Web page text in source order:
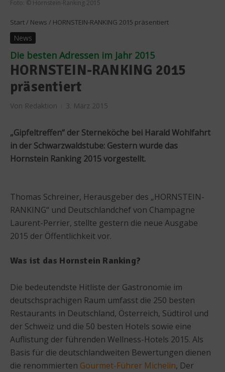
Foto: © Hornstein-Ranking 2015
Start / News / HORNSTEIN-RANKING 2015 präsentiert
News
Die besten Adressen im Jahr 2015
HORNSTEIN-RANKING 2015
präsentiert
Von Redaktion 3. März 2015
„Gipfeltreffen“ der Sterneköche bei Harald Wohlfahrt
in der Schwarzwaldstube: Gestern wurde das
Hornstein Ranking 2015 vorgestellt.
Thomas Schreiner, Herausgeber des „HORNSTEIN-
RANKING“ und Deutschlandchef von Champagne
Laurent-Perrier, stellte gestern die neue Ausgabe
2015 der Öffentlichkeit vor.
Was ist das Hornstein Ranking?
Die bedeutendste Hitliste der Gastronomie im
deutschsprachigen Raum umfasst die 250 besten
Restaurants in Deutschland, Österreich, Südtirol und
der Schweiz und die 50 besten Hotels sowie eine
Auflistung der führenden Wellness-Hotels 2015. Als
Basis für die deutschlandweiten Bewertungen dienen
die renommierten Gourmet-Führer Michelin, Der